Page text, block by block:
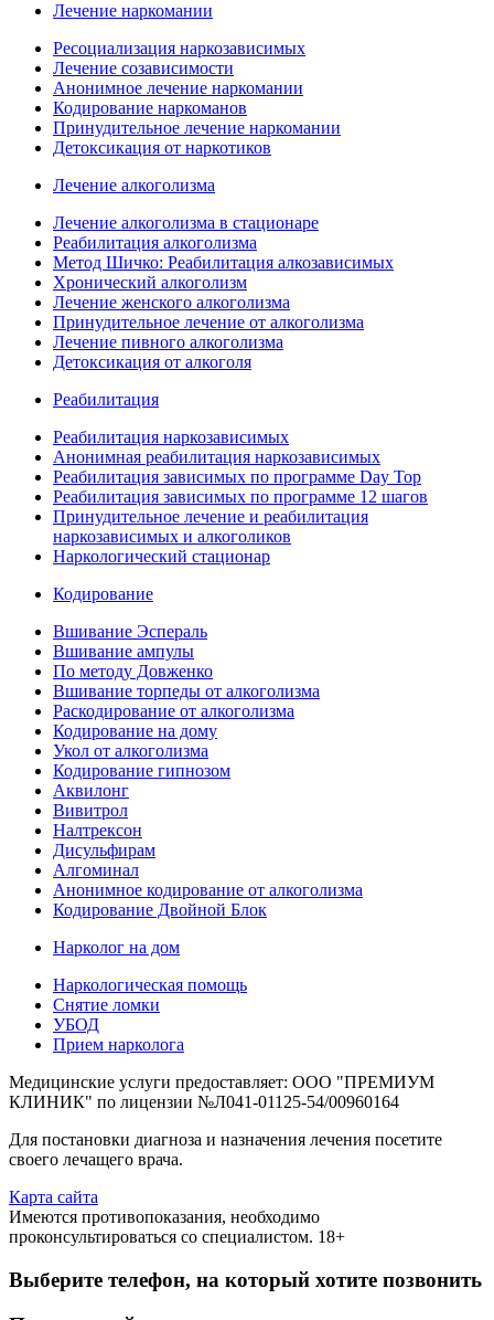
Лечение наркомании
Ресоциализация наркозависимых
Лечение созависимости
Анонимное лечение наркомании
Кодирование наркоманов
Принудительное лечение наркомании
Детоксикация от наркотиков
Лечение алкоголизма
Лечение алкоголизма в стационаре
Реабилитация алкоголизма
Метод Шичко: Реабилитация алкозависимых
Хронический алкоголизм
Лечение женского алкоголизма
Принудительное лечение от алкоголизма
Лечение пивного алкоголизма
Детоксикация от алкоголя
Реабилитация
Реабилитация наркозависимых
Анонимная реабилитация наркозависимых
Реабилитация зависимых по программе Day Top
Реабилитация зависимых по программе 12 шагов
Принудительное лечение и реабилитация
наркозависимых и алкоголиков
Наркологический стационар
Кодирование
Вшивание Эспераль
Вшивание ампулы
По методу Довженко
Вшивание торпеды от алкоголизма
Раскодирование от алкоголизма
Кодирование на дому
Укол от алкоголизма
Кодирование гипнозом
Аквилонг
Вивитрол
Налтрексон
Дисульфирам
Алгоминал
Анонимное кодирование от алкоголизма
Кодирование Двойной Блок
Нарколог на дом
Наркологическая помощь
Снятие ломки
УБОД
Прием нарколога
Медицинские услуги предоставляет: ООО "ПРЕМИУМ
КЛИНИК" по лицензии №Л041-01125-54/00960164
Для постановки диагноза и назначения лечения посетите
своего лечащего врача.
Карта сайта
Имеются противопоказания, необходимо
проконсультироваться со специалистом. 18+
Выберите телефон, на который хотите позвонить